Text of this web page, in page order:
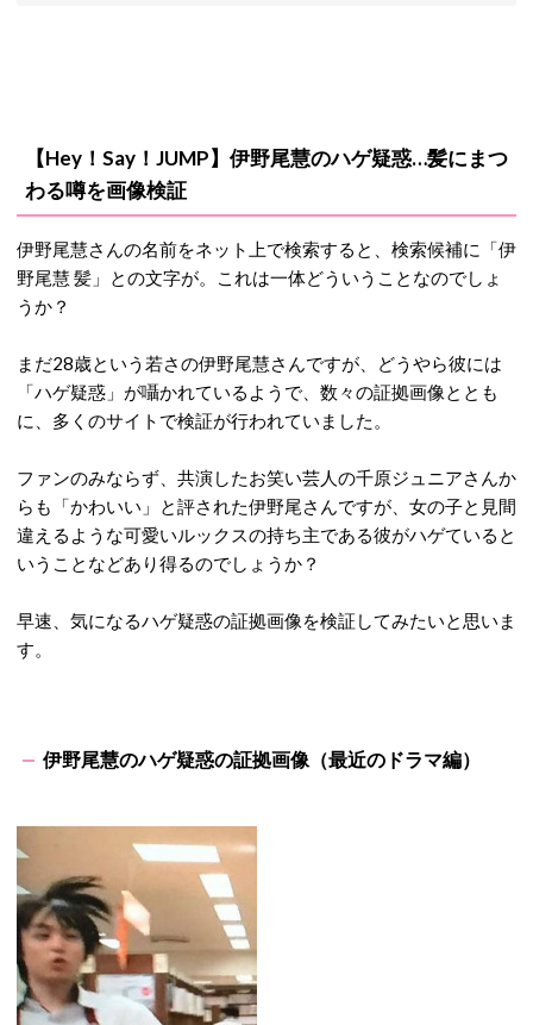
【Hey！Say！JUMP】 伊野尾慧のハゲ疑惑…髪にまつ
わる噂を画像検証
伊野尾慧さんの名前をネット上で検索すると、検索候補に「伊
野尾慧 髪」との文字が。これは一体どういうことなのでしょ
うか？
まだ28歳という若さの伊野尾慧さんですが、どうやら彼には
「ハゲ疑惑」が囁かれているようで、数々の証拠画像ととも
に、多くのサイトで検証が行われていました。
ファンのみならず、共演したお笑い芸人の千原ジュニアさんか
らも「かわいい」と評された伊野尾さんですが、女の子と見間
違えるような可愛いルックスの持ち主である彼がハゲていると
いうことなどあり得るのでしょうか？
早速、気になるハゲ疑惑の証拠画像を検証してみたいと思いま
す。
伊野尾慧のハゲ疑惑の証拠画像（最近のドラマ編）